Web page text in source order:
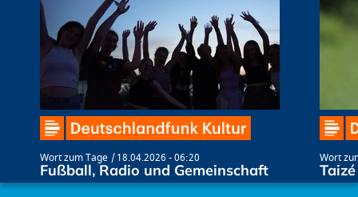
Wort zum Tage 18.04.2026 - 06:20
Fußball, Radio und Gemeinschaft
Wort
Taizé